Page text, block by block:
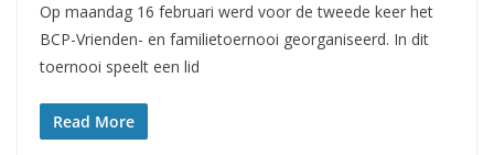
Op maandag 16 februari werd voor de tweede keer het
BCP-Vrienden- en familietoernooi georganiseerd. In dit
toernooi speelt een lid
Read More